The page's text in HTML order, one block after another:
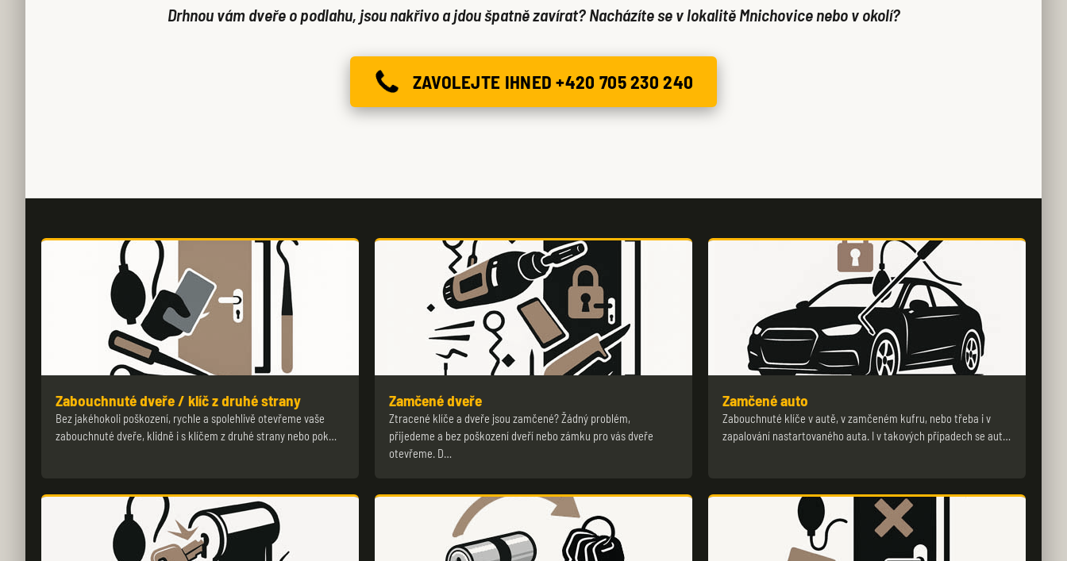
Drhnou vám dveře o podlahu, jsou nakřivo a jdou špatně zavírat? Nacházíte se v lokalitě Mnichovice nebo v okolí?
ZAVOLEJTE IHNED +420 705 230 240
Zabouchnuté dveře / klíč z druhé strany
Bez jakéhokoli poškození, rychle a spolehlivě otevřeme vaše
zabouchnuté dveře, klidně i s klíčem z druhé strany nebo pok…
Zamčené dveře
Ztracené klíče a dveře jsou zamčené? Žádný problém,
přijedeme a bez poškození dveří nebo zámku pro vás dveře
otevřeme. D…
Zamčené auto
Zabouchnuté klíče v autě, v zamčeném kufru, nebo třeba i v
zapalování nastartovaného auta. I v takových případech se aut…